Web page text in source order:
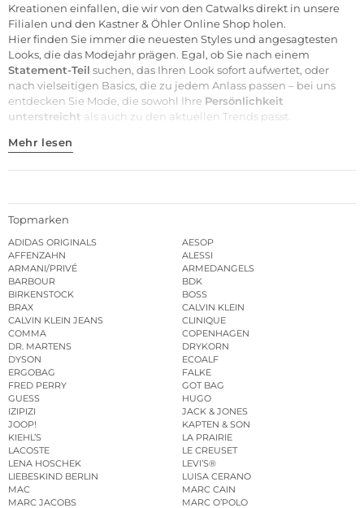
Kreationen einfallen, die wir von den Catwalks direkt in unsere
Filialen und den Kastner & Öhler Online Shop holen.
Hier finden Sie immer die neuesten Styles und angesagtesten
Looks, die das Modejahr prägen. Egal, ob Sie nach einem
Statement-Teil suchen, das Ihren Look sofort aufwertet, oder
nach vielseitigen Basics, die zu jedem Anlass passen – bei uns
entdecken Sie Mode, die sowohl Ihre Persönlichkeit
unterstreicht als auch zu den aktuellen Trends passt.
Mehr lesen
Topmarken
ADIDAS ORIGINALS
AESOP
AFFENZAHN
ALESSI
ARMANI/PRIVÉ
ARMEDANGELS
BARBOUR
BDK
BIRKENSTOCK
BOSS
BRAX
CALVIN KLEIN
CALVIN KLEIN JEANS
CLINIQUE
COMMA
COPENHAGEN
DR. MARTENS
DRYKORN
DYSON
ECOALF
ERGOBAG
FALKE
FRED PERRY
GOT BAG
GUESS
HUGO
IZIPIZI
JACK & JONES
JOOP!
KAPTEN & SON
KIEHL’S
LA PRAIRIE
LACOSTE
LE CREUSET
LENA HOSCHEK
LEVI’S®
LIEBESKIND BERLIN
LUISA CERANO
MAC
MARC CAIN
MARC JACOBS
MARC O’POLO